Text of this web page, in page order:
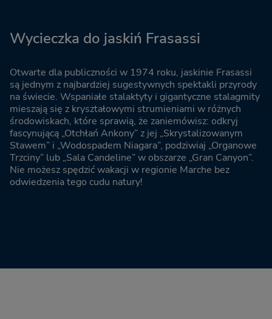
Wycieczka do jaskiń Frasassi
Otwarte dla publiczności w 1974 roku, jaskinie Frasassi
są jednym z najbardziej sugestywnych spektakli przyrody
na świecie. Wspaniałe stalaktyty i gigantyczne stalagmity
mieszają się z kryształowymi strumieniami w różnych
środowiskach, które sprawią, że zaniemówisz: odkryj
fascynującą „Otchłań Ankony” z jej „Skrystalizowanym
Stawem” i „Wodospadem Niagara”, podziwiaj „Organowe
Trzciny” lub „Sala Candeline” w obszarze „Gran Canyon”.
Nie możesz spędzić wakacji w regionie Marche bez
odwiedzenia tego cudu natury!